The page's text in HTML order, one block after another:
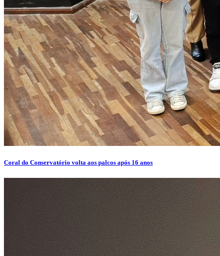
Coral do Conservatório volta aos palcos após 16 anos